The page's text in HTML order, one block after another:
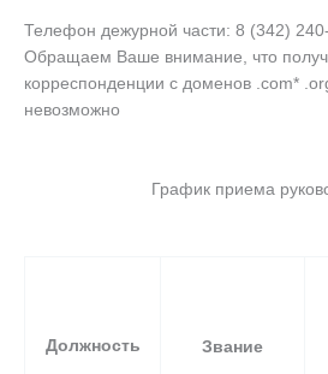
Телефон дежурной части: 8 (342)
Обращаем Ваше внимание, что
корреспонденции с доменов .com*
невозможно
График приема
Должность Звание